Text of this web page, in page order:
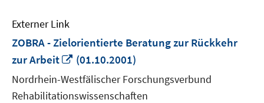
Externer Link
ZOBRA - Zielorientierte Beratung zur Rückkehr
zur Arbeit
In
neuem
Fenster
öffnen
(01.10.2001)
Nordrhein-Westfälischer Forschungsverbund
Rehabilitationswissenschaften